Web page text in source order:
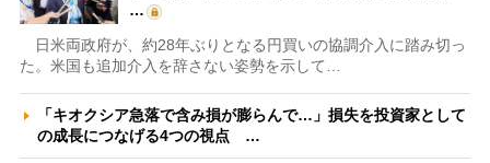
…
日米両政府が、約28年ぶりとなる円買いの協調介入に踏み切っ
た。米国も追加介入を辞さない姿勢を示して…
「キオクシア急落で含み損が膨らんで…」損失を投資家として
の成長につなげる4つの視点 …